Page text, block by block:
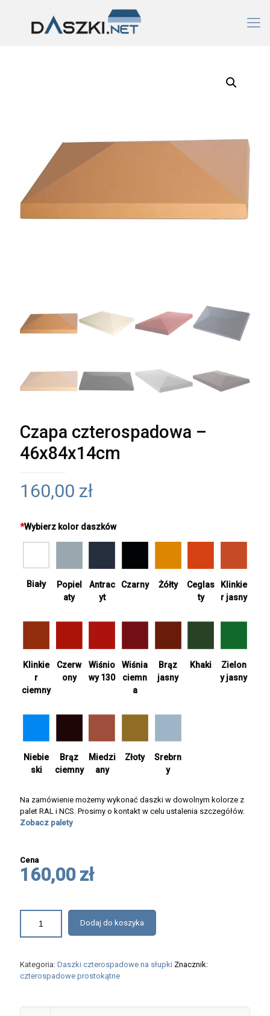
Czapa czterospadowa –
46x84x14cm
160,00 zł
*Wybierz kolor daszków
Biały
Popiel
aty
Antrac
yt
Czarny Żółty
Ceglas
ty
Klinkie
r jasny
Klinkie
r
ciemny
Czerw
ony
Wiśnio
wy 130
Wiśnia
ciemn
a
Brąz
jasny
Khaki
Zielon
y jasny
Niebie
ski
Brąz
ciemny
Miedzi
any
Złoty
Srebrn
y
Na zamówienie możemy wykonać daszki w dowolnym kolorze z
palet RAL i NCS. Prosimy o kontakt w celu ustalenia szczegółów.
Zobacz palety
Cena
160,00 zł
Dodaj do koszyka
Kategoria: Daszki czterospadowe na słupki Znacznik:
czterospadowe prostokątne